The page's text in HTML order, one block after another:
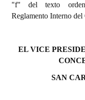
INSTITUCIONAL
Noticias Destacadas
"f" del texto
Reglamento Interno
EL VICE
SAN